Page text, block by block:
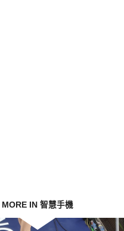
MORE IN 智慧手機